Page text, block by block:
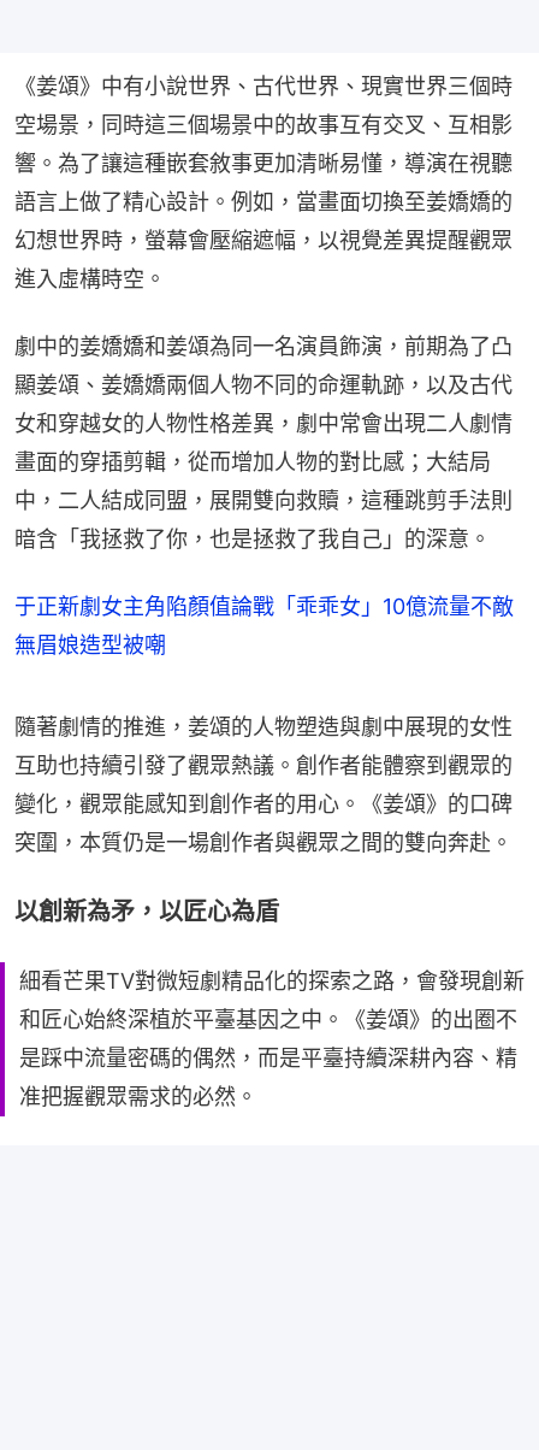
《姜頌》中有小說世界、古代世界、現實世界三個時
空場景，同時這三個場景中的故事互有交叉、互相影
響。為了讓這種嵌套敘事更加清晰易懂，導演在視聽
語言上做了精心設計。例如，當畫面切換至姜嬌嬌的
幻想世界時，螢幕會壓縮遮幅，以視覺差異提醒觀眾
進入虛構時空。
劇中的姜嬌嬌和姜頌為同一名演員飾演，前期為了凸
顯姜頌、姜嬌嬌兩個人物不同的命運軌跡，以及古代
女和穿越女的人物性格差異，劇中常會出現二人劇情
畫面的穿插剪輯，從而增加人物的對比感；大結局
中，二人結成同盟，展開雙向救贖，這種跳剪手法則
暗含「我拯救了你，也是拯救了我自己」的深意。
于正新劇女主角陷顏值論戰「乖乖女」10億流量不敵
無眉娘造型被嘲
隨著劇情的推進，姜頌的人物塑造與劇中展現的女性
互助也持續引發了觀眾熱議。創作者能體察到觀眾的
變化，觀眾能感知到創作者的用心。《姜頌》的口碑
突圍，本質仍是一場創作者與觀眾之間的雙向奔赴。
以創新為矛，以匠心為盾
細看芒果TV對微短劇精品化的探索之路，會發現創新
和匠心始終深植於平臺基因之中。《姜頌》的出圈不
是踩中流量密碼的偶然，而是平臺持續深耕內容、精
准把握觀眾需求的必然。